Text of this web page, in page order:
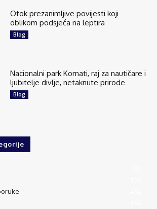
Otok prezanimljive povijesti koji
oblikom podsjeća na leptira
Blog
Nacionalni park Kornati, raj za nautičare i
ljubitelje divlje, netaknute prirode
Blog